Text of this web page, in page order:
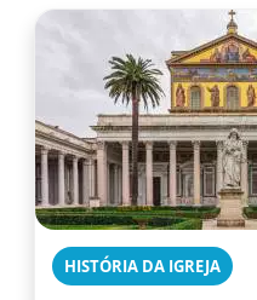
HISTÓRIA DA IGREJA